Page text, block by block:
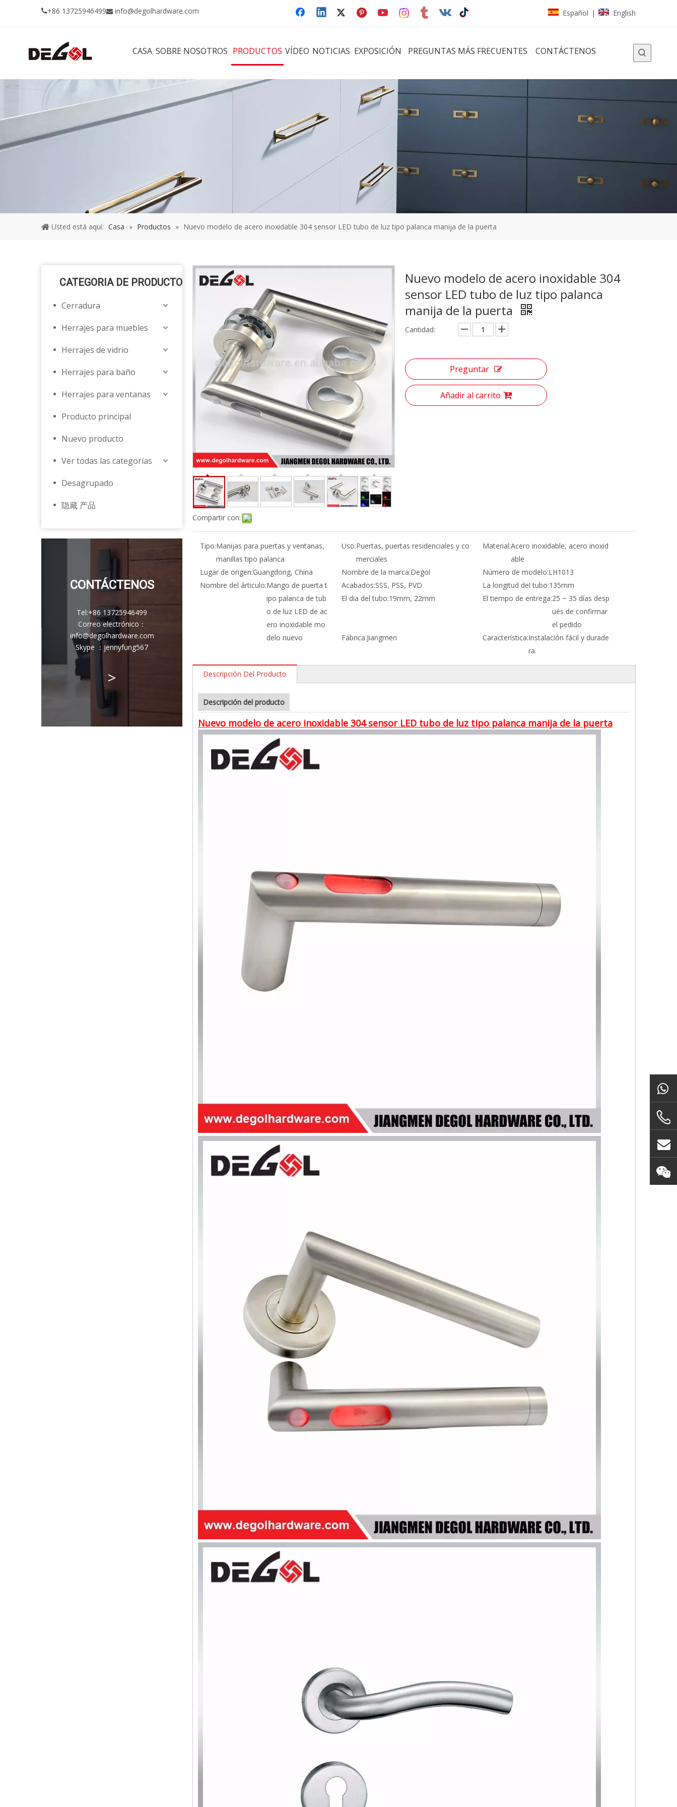
+86 13725946499 info@degolhardware.com Español | English
CASA SOBRE NOSOTROS PRODUCTOS VÍDEO NOTICIAS EXPOSICIÓN PREGUNTAS MÁS FRECUENTES CONTÁCTENOS
Usted está aquí: Casa » Productos » Nuevo modelo de acero inoxidable 304 sensor LED tubo de luz tipo palanca manija de la puerta
CATEGORIA DE PRODUCTO
Cerradura
Herrajes para muebles
Herrajes de vidrio
Herrajes para baño
Herrajes para ventanas
Producto principal
Nuevo producto
Ver todas las categorías
Desagrupado
隐藏 产品
CONTÁCTENOS
Tel:+86 13725946499
Correo electrónico ：
info@degolhardware.com
Skype ：jennyfung567
>
Compartir con:
Nuevo modelo de acero inoxidable 304
sensor LED tubo de luz tipo palanca
manija de la puerta
Cantidad:
Preguntar
Añadir al carrito
Tipo:Manijas para puertas y ventanas,
manillas tipo palanca
Uso:Puertas, puertas residenciales y co
merciales
Material:Acero inoxidable, acero inoxid
able
Lugar de origen:Guangdong, China Nombre de la marca:Degol Número de modelo:LH1013
Nombre del árticulo:Mango de puerta t
ipo palanca de tub
o de luz LED de ac
ero inoxidable mo
delo nuevo
Acabados:SSS, PSS, PVD La longitud del tubo:135mm
El dia del tubo:19mm, 22mm El tiempo de entrega:25 ~ 35 días desp
ués de confirmar
el pedido
Fábrica:Jiangmen Característica:Instalación fácil y durade
ra.
Descripción Del Producto
Descripción del producto
Nuevo modelo de acero inoxidable 304 sensor LED tubo de luz tipo palanca manija de la puerta